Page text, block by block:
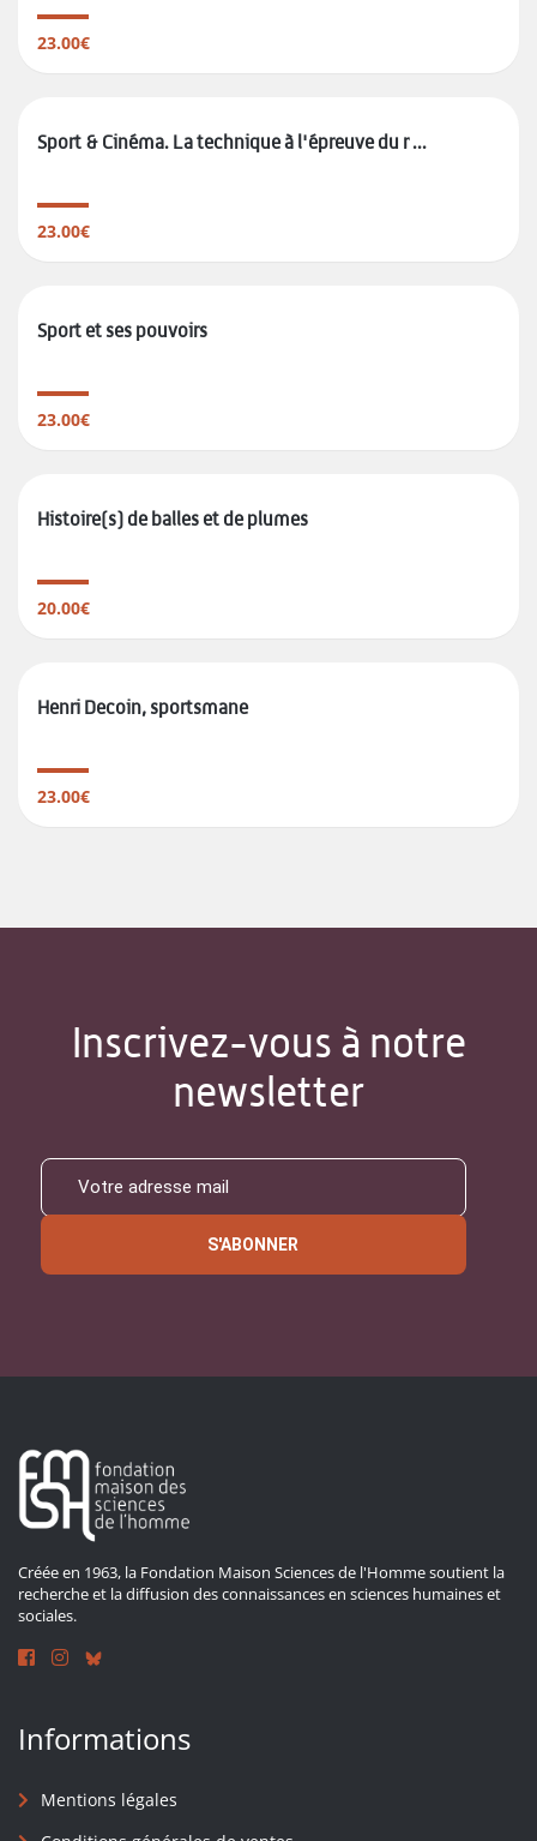
23.00€
Sport & Cinéma. La technique à l'épreuve du r ...
23.00€
Sport et ses pouvoirs
23.00€
Histoire(s) de balles et de plumes
20.00€
Henri Decoin, sportsmane
23.00€
Inscrivez-vous à notre
newsletter
S'ABONNER
Créée en 1963, la Fondation Maison Sciences de l'Homme soutient la
recherche et la diffusion des connaissances en sciences humaines et
sociales.
Informations
Mentions légales